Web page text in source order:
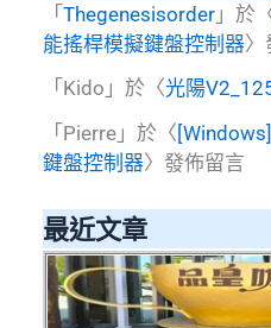
「 Thegenesisorder 」於
能搖桿模擬鍵盤控制器〉
「 Kido 」於〈光陽
「 Pierre 」於〈
鍵盤控制器〉發佈留言
最近文章